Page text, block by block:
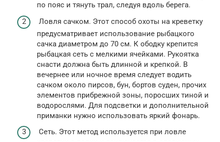
по пояс и тянуть трал, следуя вдоль берега.
Ловля сачком. Этот способ охоты на креветку
предусматривает использование рыбацкого
сачка диаметром до 70 см. К ободку крепится
рыбацкая сеть с мелкими ячейками. Рукоятка
снасти должна быть длинной и крепкой. В
вечернее или ночное время следует водить
сачком около пирсов, бун, бортов суден, прочих
элементов прибрежной зоны, поросших тиной и
водорослями. Для подсветки и дополнительной
приманки нужно использовать яркий фонарь.
Сеть. Этот метод используется при ловле